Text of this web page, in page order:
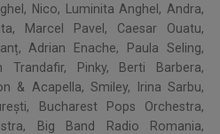
Nico, Luminita Anghel, Andra,
Marcel Pavel, Caesar Ouatu,
Adrian Enache, Paula Seling,
Trandafir, Pinky, Berti Barbera,
& Acapella, Smiley, Irina Sarbu,
Bucharest Pops Orchestra,
Big Band Radio Romania,